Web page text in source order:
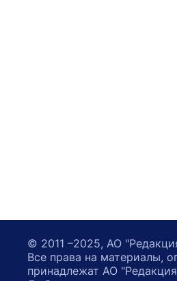
© 2011 –2025, АО
Все права на материалы,
принадлежат АО